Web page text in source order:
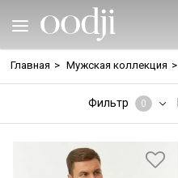
Главная > Мужская коллекция >
Фильтр 0